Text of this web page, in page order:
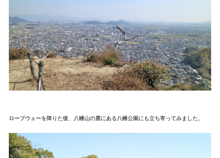
ロープウェーを降りた後、八幡山の麓にある八幡公園にも立ち寄ってみました。